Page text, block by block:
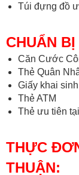
Túi đựng đồ
CHUẨN
Căn Cước
Thẻ Quân
Giấy khai sinh
Thẻ ATM
Thẻ ưu tiên
THỰC
THUẬN: